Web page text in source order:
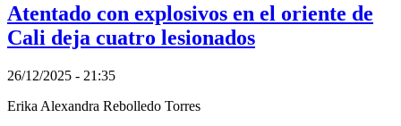
Atentado con explosivos en el oriente de
Cali deja cuatro lesionados
26/12/2025 - 21:35
Erika Alexandra Rebolledo Torres